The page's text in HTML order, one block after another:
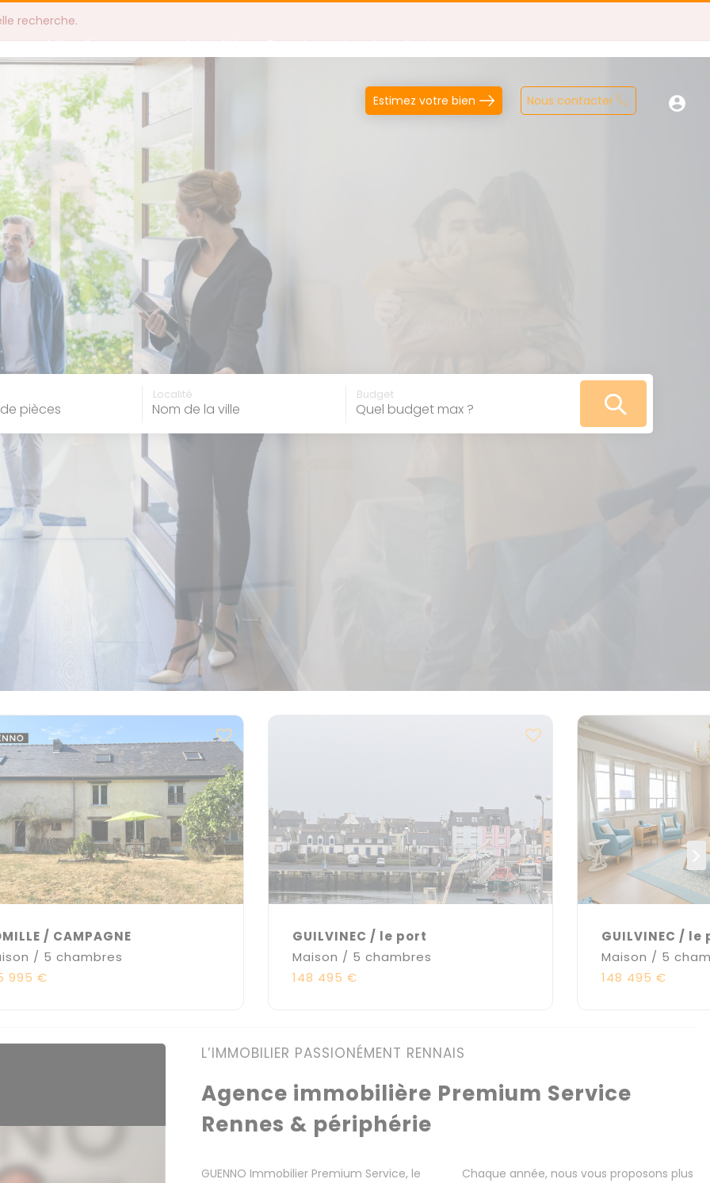
Immobilier d'entreprise Actualités Recrutement Avis clients
Estimez votre bien Nous contacter
recherche.
de pièces
LES
ANNONCES
/ CAMPAGNE
/ 5 chambres
995 €
GUILVINEC / le port
Maison / 5 chambres
148 495 €
GUILVINEC /
Maison / 5
148 495 €
L’IMMOBILIER PASSIONÉMENT RENNAIS
Agence immobilière Premium Service
Rennes & périphérie
GUENNO Immobilier Premium Service, le
Chaque année, nous vous proposons plus